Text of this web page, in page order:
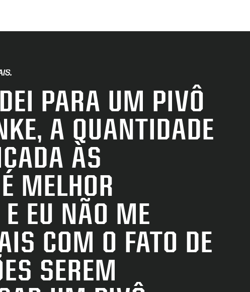
PARA UM PIVÔ
A QUANTIDADE
ÀS
MELHOR
EU NÃO ME
COM O FATO DE
SEREM